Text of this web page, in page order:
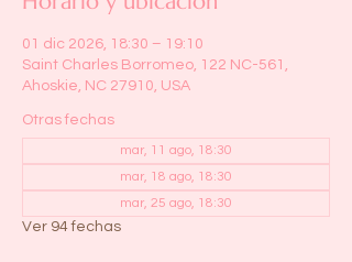
01 dic 2026, 18:30 – 19:10
Saint Charles Borromeo, 122 NC-561,
Ahoskie, NC 27910, USA
Otras fechas
mar, 11 ago, 18:30
mar, 18 ago, 18:30
mar, 25 ago, 18:30
Ver 94 fechas